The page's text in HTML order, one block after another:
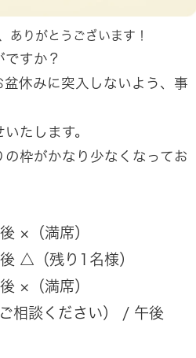
ありがとうございます！
すか？
休みに突入しないよう、事
たします。
枠がかなり少なくなってお
×（満席）
△（残り1名様）
×（満席）
相談ください） / 午後